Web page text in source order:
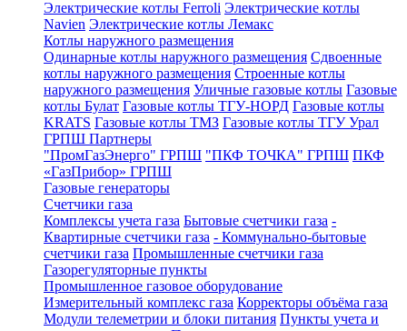
Электрические котлы Ferroli Электрические котлы
Navien Электрические котлы Лемакс
Котлы наружного размещения
Одинарные котлы наружного размещения Сдвоенные
котлы наружного размещения Строенные котлы
наружного размещения Уличные газовые котлы Газовые
котлы Булат Газовые котлы ТГУ-НОРД Газовые котлы
KRATS Газовые котлы ТМЗ Газовые котлы ТГУ Урал
ГРПШ Партнеры
"ПромГазЭнерго" ГРПШ "ПКФ ТОЧКА" ГРПШ ПКФ
«ГазПрибор» ГРПШ
Газовые генераторы
Счетчики газа
Комплексы учета газа Бытовые счетчики газа -
Квартирные счетчики газа - Коммунально-бытовые
счетчики газа Промышленные счетчики газа
Газорегуляторные пункты
Промышленное газовое оборудование
Измерительный комплекс газа Корректоры объёма газа
Модули телеметрии и блоки питания Пункты учета и